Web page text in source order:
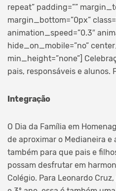
repeat” padding=””
margin_bottom=”0px”
animation_speed=”0.3″
hide_on_mobile=”no”
min_height=”none”]
pais, responsáveis e alunos.
Integração
O Dia da Família em
de aproximar o Medianeira e
também para que pais e
possam desfrutar em
Colégio. Para Leonardo